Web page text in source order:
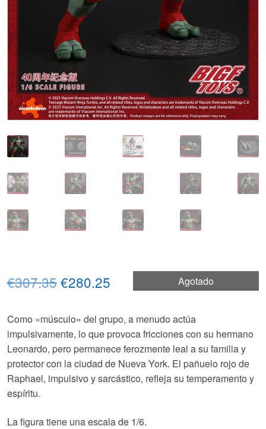
Agotado
€307.35El
original
era:
€307.35.
€280.25
actual
es:
€280.25.
Como «músculo» del grupo, a menudo actúa
impulsivamente, lo que provoca fricciones con su hermano
Leonardo, pero permanece ferozmente leal a su familia y
protector con la ciudad de Nueva York. El pañuelo rojo de
Raphael, impulsivo y sarcástico, refleja su temperamento y
espíritu.
La figura tiene una escala de 1/6.